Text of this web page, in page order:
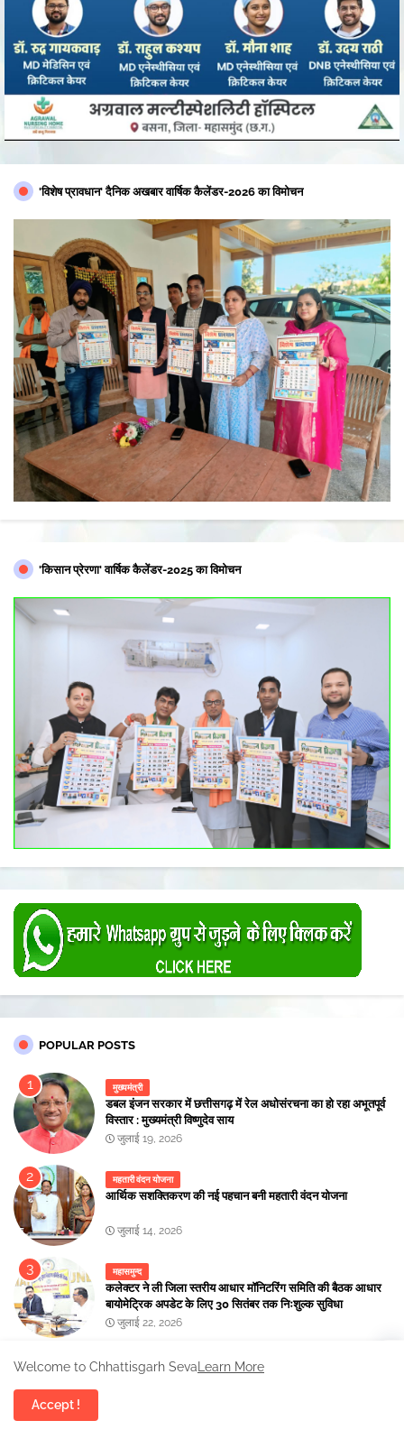
'विशेष प्रावधान' दैनिक अखबार वार्षिक कैलेंडर-2026 का विमोचन
'किसान प्रेरणा' वार्षिक कैलेंडर-2025 का विमोचन
POPULAR POSTS
मुख्यमंत्री
डबल इंजन सरकार में छत्तीसगढ़ में रेल अधोसंरचना का हो रहा अभूतपूर्व
विस्तार : मुख्यमंत्री विष्णुदेव साय
जुलाई 19, 2026
महतारी वंदन योजना
आर्थिक सशक्तिकरण की नई पहचान बनी महतारी वंदन योजना
जुलाई 14, 2026
महासमुन्द
कलेक्टर ने ली जिला स्तरीय आधार मॉनिटरिंग समिति की बैठक आधार
बायोमेट्रिक अपडेट के लिए 30 सितंबर तक निःशुल्क सुविधा
जुलाई 22, 2026
महतारी वंदन योजना
Welcome to Chhattisgarh Seva Learn More
Accept !